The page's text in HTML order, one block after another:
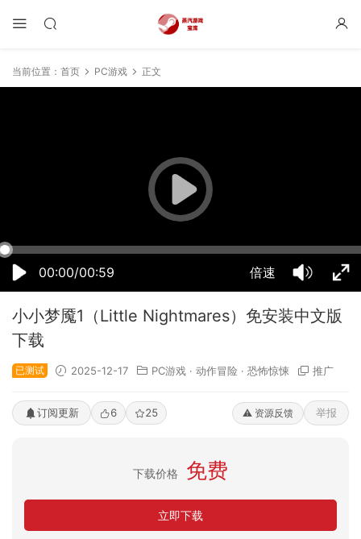
当前位置： 首页 PC游戏 正文
00:00/00:59 倍速
50% 75% 100%
小小梦魇1（Little Nightmares）免安装中文版
下载
已测试 2025-12-17 PC游戏 · 动作冒险 · 恐怖惊悚 推广
订阅更新 6 25 ⚠️ 资源反馈 举报
下载价格 免费
立即下载